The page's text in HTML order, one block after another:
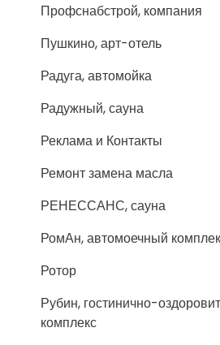
Профснабстрой, компания
Пушкино, арт-отель
Радуга, автомойка
Радужный, сауна
Реклама и Контакты
Ремонт замена масла
РЕНЕССАНС, сауна
РомАн, автомоечный
Ротор
Рубин, гостинично-
комплекс